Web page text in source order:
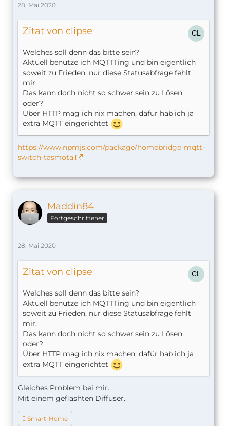
28. Mai 2020
Zitat von clipse
Welches soll denn das bitte sein?
Aktuell benutze ich MQTTTing und bin eigentlich
soweit zu Frieden, nur diese Statusabfrage fehlt
mir.
Das kann doch nicht so schwer sein zu Lösen
oder?
Über HTTP mag ich nix machen, dafür hab ich ja
extra MQTT eingerichtet
https://www.npmjs.com/package/homebridge-mqtt-
switch-tasmota
Maddin84
Fortgeschrittener
28. Mai 2020
Zitat von clipse
Welches soll denn das bitte sein?
Aktuell benutze ich MQTTTing und bin eigentlich
soweit zu Frieden, nur diese Statusabfrage fehlt
mir.
Das kann doch nicht so schwer sein zu Lösen
oder?
Über HTTP mag ich nix machen, dafür hab ich ja
extra MQTT eingerichtet
Gleiches Problem bei mir.
Mit einem geflashten Diffuser.
 Smart-Home